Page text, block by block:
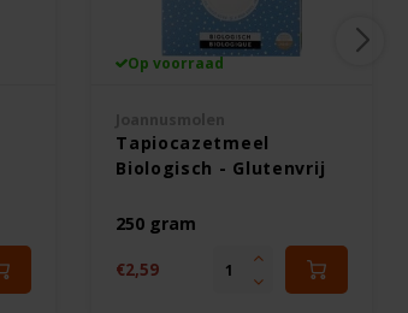
Op voorraad
Tapiocazetmeel
Biologisch - Glutenvrij
250 gram
€2,59